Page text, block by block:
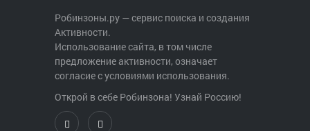
Робинзоны.ру — сервис поиска и создания
Активности.
Использование сайта, в том числе
предложение активности, означает
согласие с условиями использования.
Открой в себе Робинзона! Узнай Россию!